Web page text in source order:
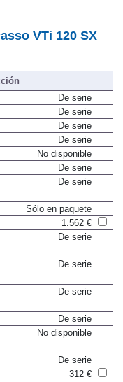
VTi 120 SX
De serie
De serie
De serie
De serie
No disponible
De serie
De serie
Sólo en paquete
1.562 €
De serie
De serie
De serie
De serie
No disponible
De serie
312 €